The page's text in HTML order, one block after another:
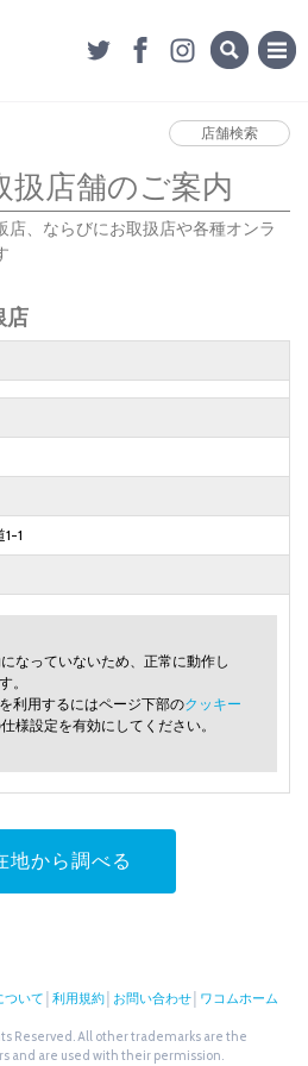
店舗検索
扱店舗のご案内
店、ならびにお取扱店や各種オンラ
店
1
なっていないため、正常に動作し
。
利用するにはページ下部のクッキー
様設定を有効にしてください。
地から調べる
ついて 利用規約 お問い合わせ ワコムホーム
Reserved. All other trademarks are the
and are used with their permission.